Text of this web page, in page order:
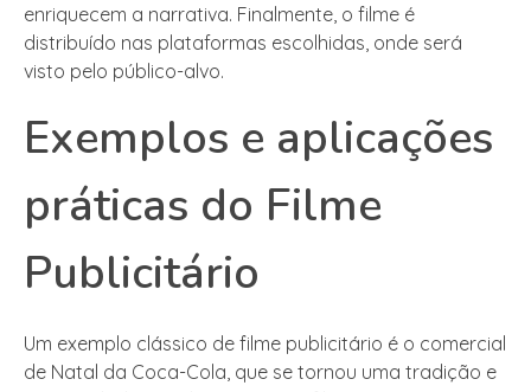
enriquecem a narrativa. Finalmente, o filme é
distribuído nas plataformas escolhidas, onde será
visto pelo público-alvo.
Exemplos e aplicações
práticas do Filme
Publicitário
Um exemplo clássico de filme publicitário é o comercial
de Natal da Coca-Cola, que se tornou uma tradição e